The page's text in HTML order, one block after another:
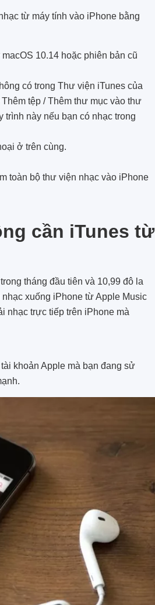
từ máy tính vào iPhone bằng
10.14 hoặc phiên bản cũ
có trong Thư viện iTunes của
tệp / Thêm thư mục vào thư
trình này nếu bạn có nhạc trong
ở trên cùng.
toàn bộ thư viện nhạc vào iPhone
cần iTunes từ
tháng đầu tiên và 10,99 đô la
xuống iPhone từ Apple Music
nhạc trực tiếp trên iPhone mà
khoản Apple mà bạn đang sử